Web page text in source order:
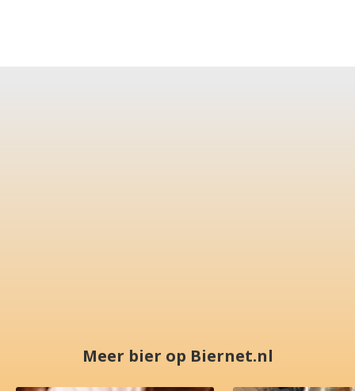
Meer bier op Biernet.nl